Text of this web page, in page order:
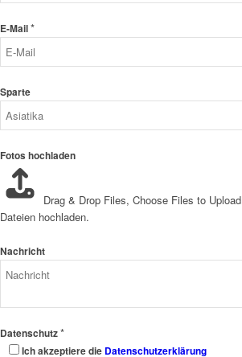
E-Mail*
Sparte
Fotos hochladen
Drag & Drop Files, Choose Files to Upload
Dateien hochladen.
Nachricht
Datenschutz*
Ich akzeptiere die Datenschutzerklärung